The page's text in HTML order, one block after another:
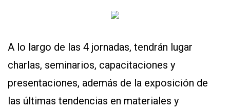
A lo largo de las 4 jornadas, tendrán lugar
charlas, seminarios, capacitaciones y
presentaciones, además de la exposición de
las últimas tendencias en materiales y